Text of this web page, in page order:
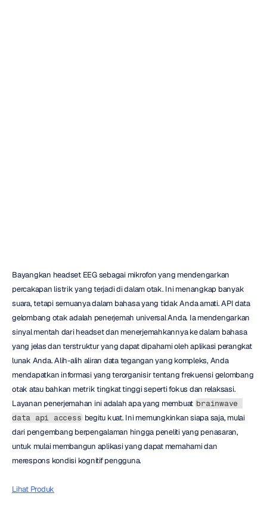
Bayangkan headset EEG sebagai mikrofon yang mendengarkan
percakapan listrik yang terjadi di dalam otak. Ini menangkap banyak
suara, tetapi semuanya dalam bahasa yang tidak Anda amati. API data
gelombang otak adalah penerjemah universal Anda. Ia mendengarkan
sinyal mentah dari headset dan menerjemahkannya ke dalam bahasa
yang jelas dan terstruktur yang dapat dipahami oleh aplikasi perangkat
lunak Anda. Alih-alih aliran data tegangan yang kompleks, Anda
mendapatkan informasi yang terorganisir tentang frekuensi gelombang
otak atau bahkan metrik tingkat tinggi seperti fokus dan relaksasi.
Layanan penerjemahan ini adalah apa yang membuat brainwave
data api access begitu kuat. Ini memungkinkan siapa saja, mulai
dari pengembang berpengalaman hingga peneliti yang penasaran,
untuk mulai membangun aplikasi yang dapat memahami dan
merespons kondisi kognitif pengguna.
Lihat Produk